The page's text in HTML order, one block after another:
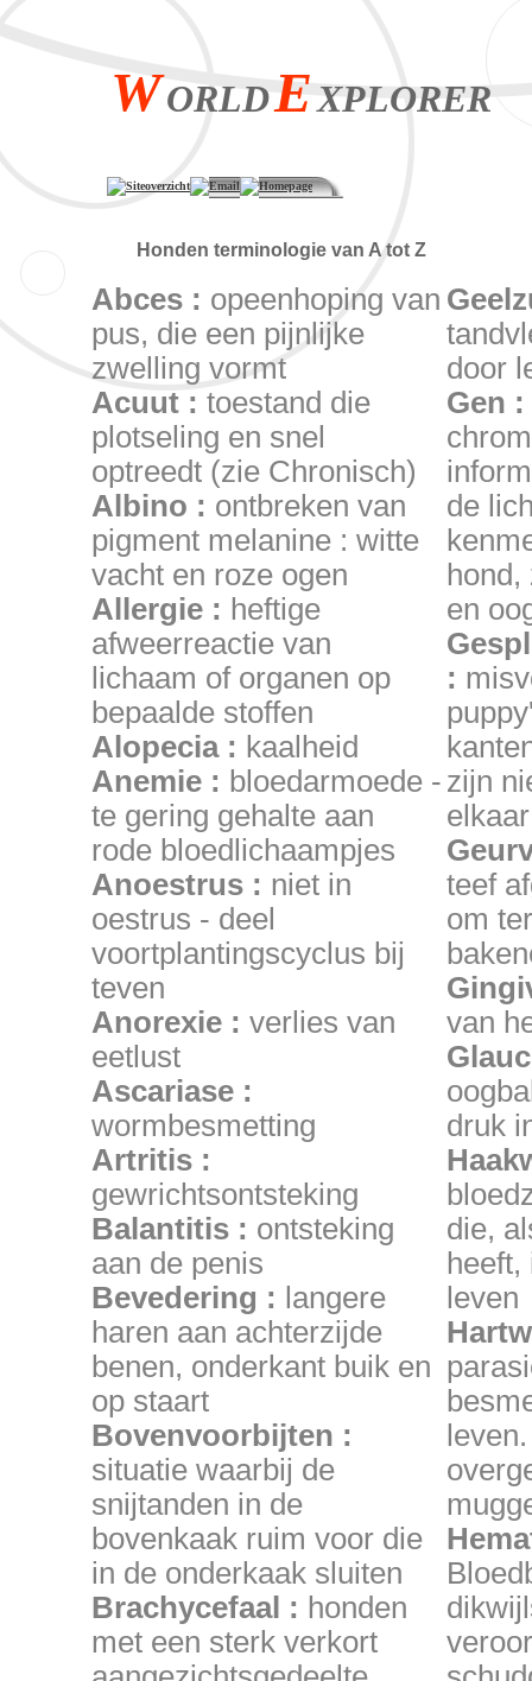
WORLDEXPLORER
Siteoverzicht Email Homepage
Honden terminologie van A tot Z
Abces : opeenhoping van
pus, die een pijnlijke
zwelling vormt
Acuut : toestand die
plotseling en snel
optreedt (zie Chronisch)
Albino : ontbreken van
pigment melanine : witte
vacht en roze ogen
Allergie : heftige
afweerreactie van
lichaam of organen op
bepaalde stoffen
Alopecia : kaalheid
Anemie : bloedarmoede -
te gering gehalte aan
rode bloedlichaampjes
Anoestrus : niet in
oestrus - deel
voortplantingscyclus bij
teven
Anorexie : verlies van
eetlust
Ascariase :
wormbesmetting
Artritis :
gewrichtsontsteking
Balantitis : ontsteking
aan de penis
Bevedering : langere
haren aan achterzijde
benen, onderkant buik en
op staart
Bovenvoorbijten :
situatie waarbij de
snijtanden in de
bovenkaak ruim voor die
in de onderkaak sluiten
Brachycefaal : honden
met een sterk verkort
door
Gen :
de
en
:
zijn
teef
om
van
druk
die,
leven